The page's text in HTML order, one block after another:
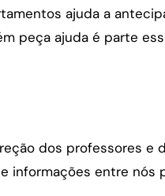
ajuda a
peça ajuda é parte
dos professores e
informações entre nós